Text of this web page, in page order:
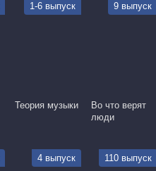
1-6 выпуск
Теория музыки
9 выпуск
Во что верят
люди
4 выпуск 110 выпуск